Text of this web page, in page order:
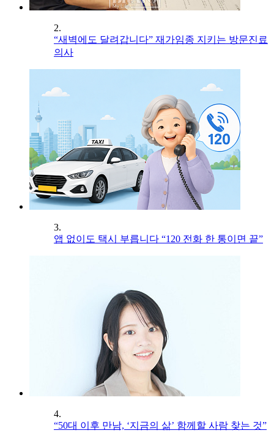
2.
“새벽에도 달려갑니다” 재가임종 지키는 방문진료
의사
3.
앱 없이도 택시 부릅니다 “120 전화 한 통이면 끝”
4.
“50대 이후 만남, ‘지금의 삶’ 함께할 사람 찾는 것”